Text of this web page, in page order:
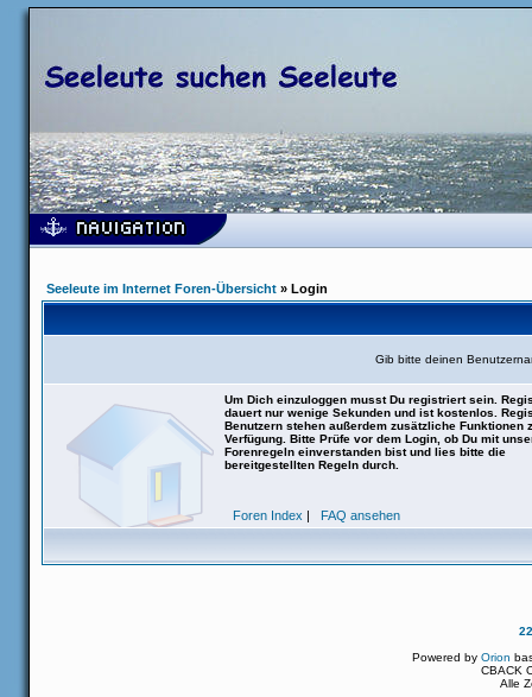
Seeleute im Internet Foren-Übersicht » Login
Gib bitte deinen
Um Dich einzuloggen musst Du registriert sein.
dauert nur wenige Sekunden und ist kostenlos.
Benutzern stehen außerdem zusätzliche Funktionen
Verfügung. Bitte Prüfe vor dem Login, ob Du mit
Forenregeln einverstanden bist und lies bitte die
bereitgestellten Regeln durch.
Foren Index | FAQ ansehen
Powered byOrion
CBACK
Alle